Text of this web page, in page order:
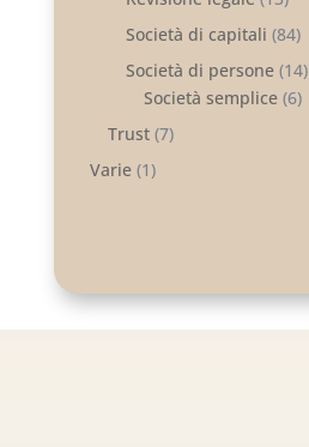
Società di capitali (84)
Società di persone(14)
Società semplice(6)
Trust(7)
Varie(1)